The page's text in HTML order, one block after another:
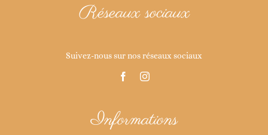
Réseaux sociaux
Suivez-nous sur nos réseaux sociaux
Informations